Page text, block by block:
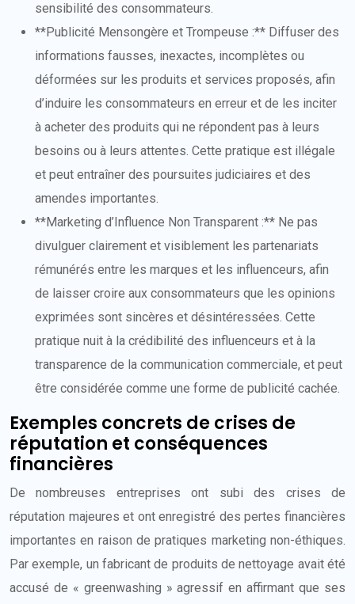
sensibilité des consommateurs.
**Publicité Mensongère et Trompeuse :** Diffuser des
informations fausses, inexactes, incomplètes ou
déformées sur les produits et services proposés, afin
d’induire les consommateurs en erreur et de les inciter
à acheter des produits qui ne répondent pas à leurs
besoins ou à leurs attentes. Cette pratique est illégale
et peut entraîner des poursuites judiciaires et des
amendes importantes.
**Marketing d’Influence Non Transparent :** Ne pas
divulguer clairement et visiblement les partenariats
rémunérés entre les marques et les influenceurs, afin
de laisser croire aux consommateurs que les opinions
exprimées sont sincères et désintéressées. Cette
pratique nuit à la crédibilité des influenceurs et à la
transparence de la communication commerciale, et peut
être considérée comme une forme de publicité cachée.
Exemples concrets de crises de
réputation et conséquences
financières
De nombreuses entreprises ont subi des crises de
réputation majeures et ont enregistré des pertes financières
importantes en raison de pratiques marketing non-éthiques.
Par exemple, un fabricant de produits de nettoyage avait été
accusé de « greenwashing » agressif en affirmant que ses